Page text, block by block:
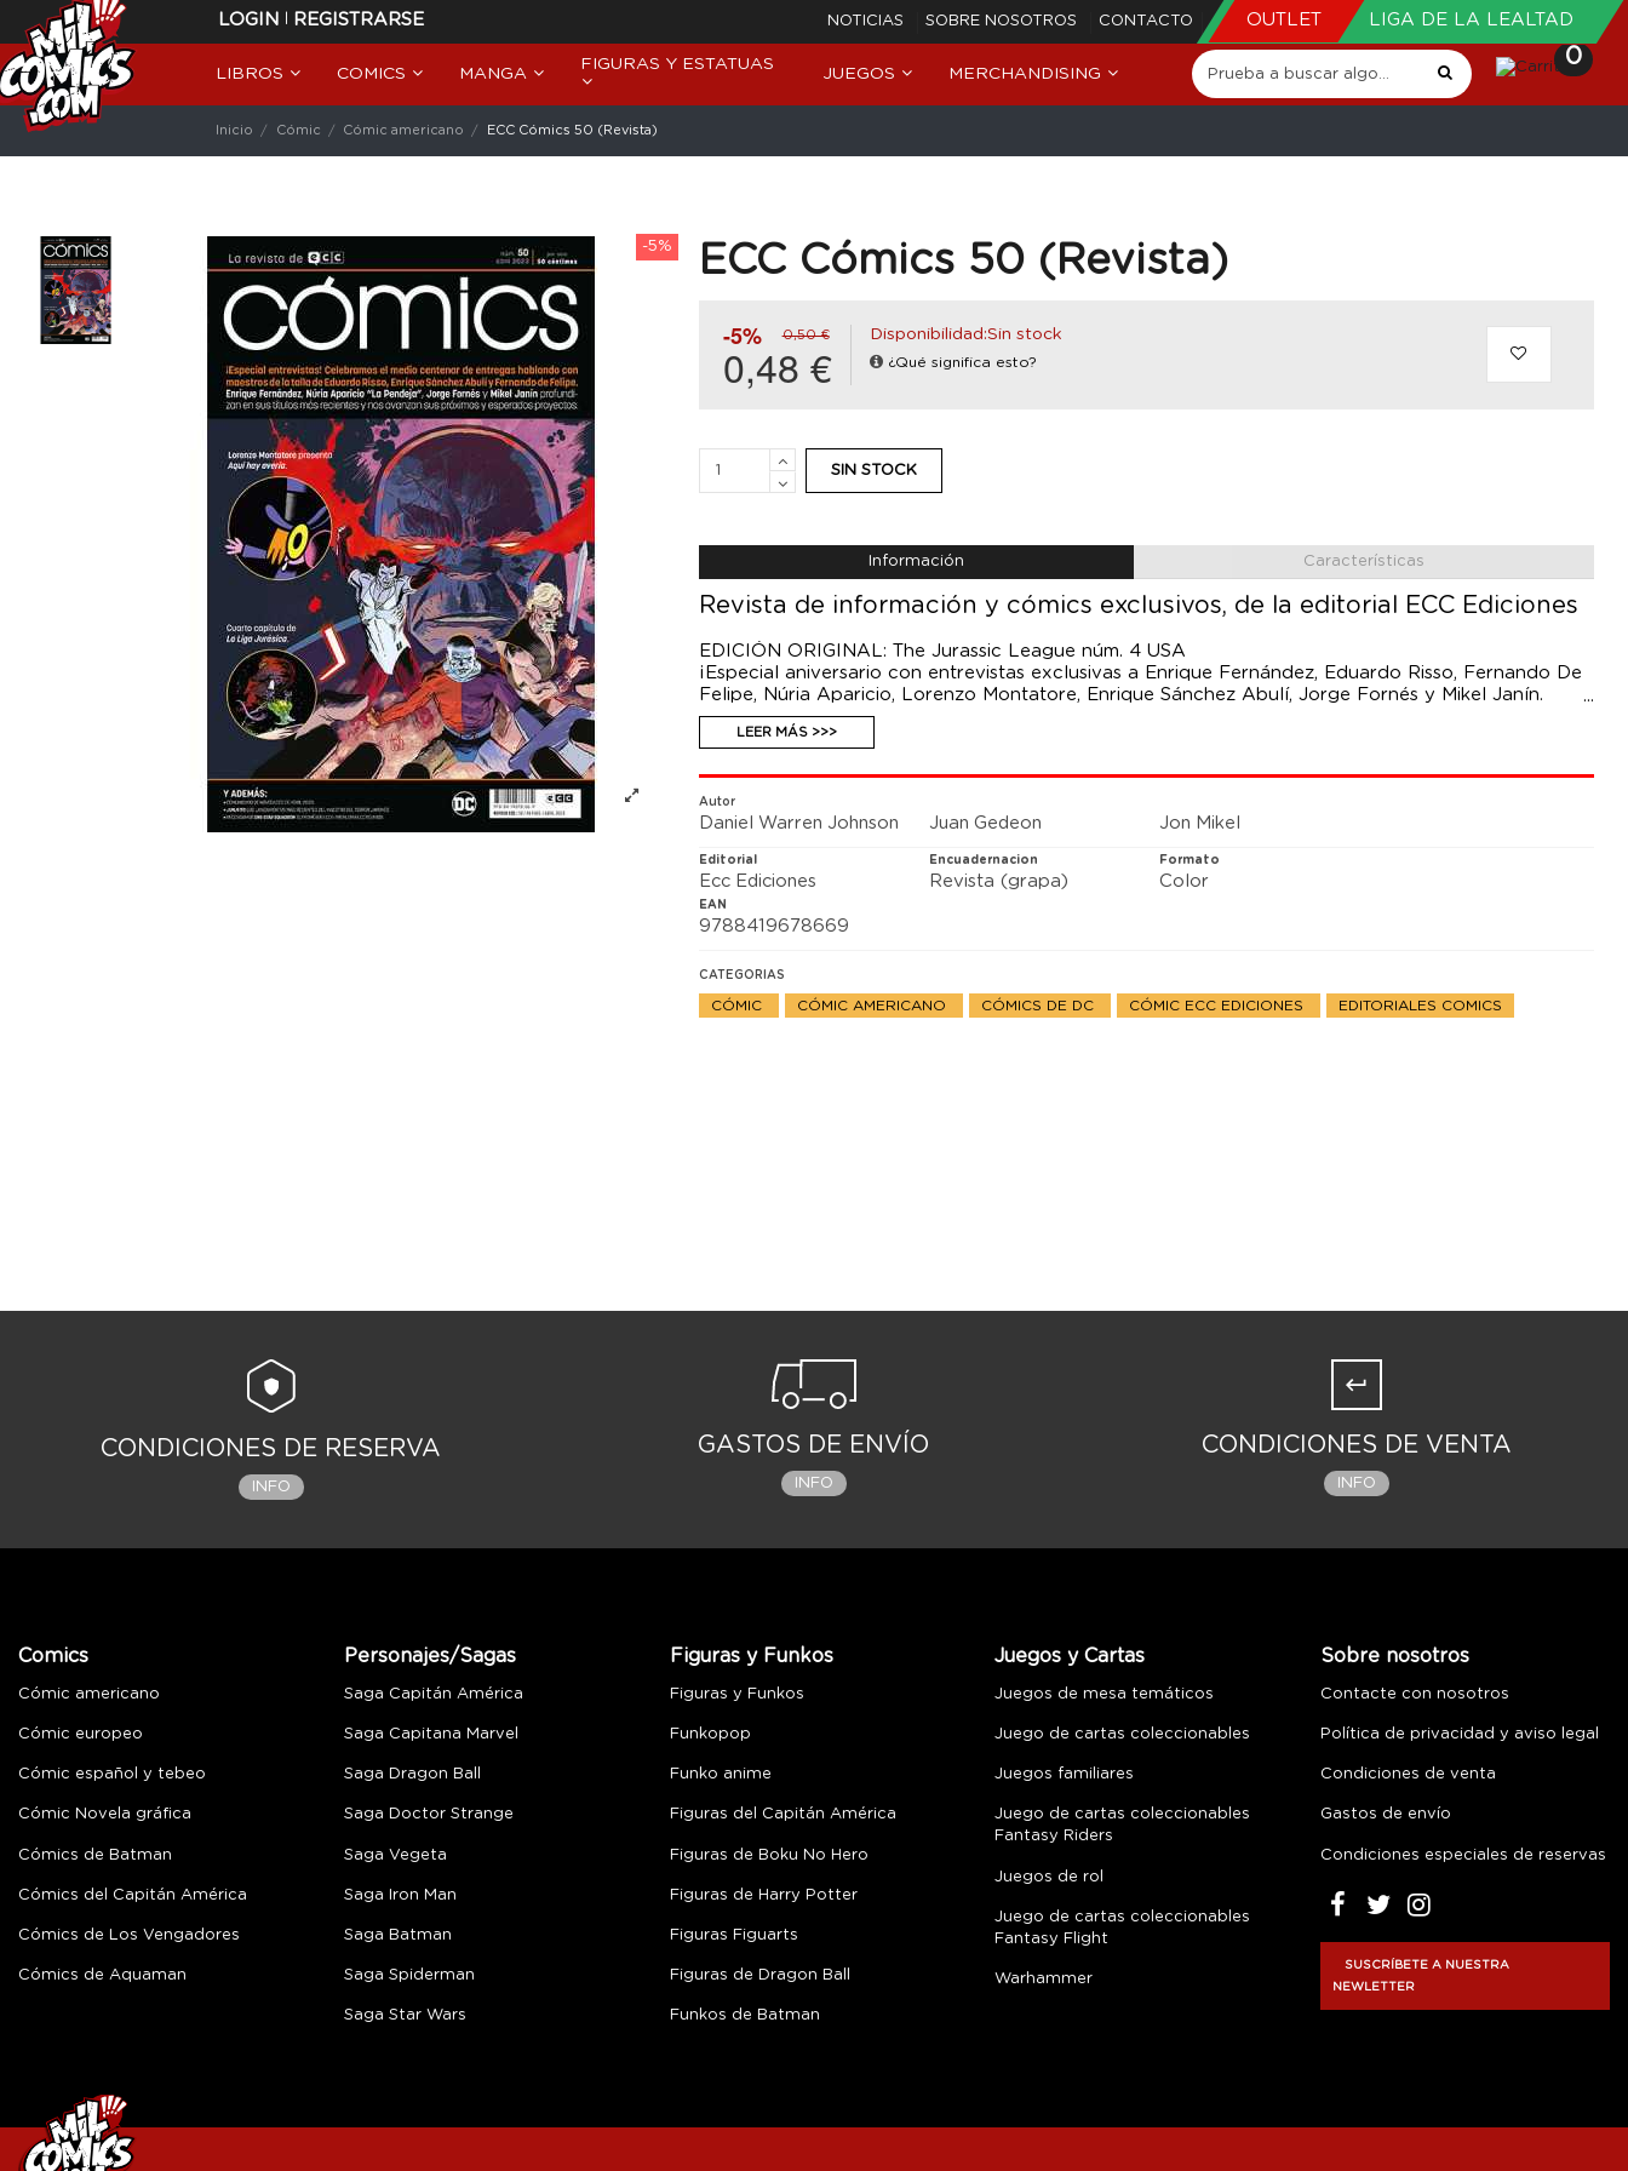
LOGIN | REGISTRARSE NOTICIAS SOBRE NOSOTROS CONTACTO OUTLET LIGA DE LA LEALTAD
LIBROS COMICS MANGA
FIGURAS Y ESTATUAS
JUEGOS MERCHANDISING
0
Inicio Cómic Cómic americano ECC Cómics 50 (Revista)
-5% ECC Cómics 50 (Revista)
-5% 0,50 €
0,48 €
Disponibilidad:Sin stock
¿Qué significa esto?
SIN STOCK
Información Características
Revista de información y cómics exclusivos, de la editorial ECC Ediciones
EDICIÓN ORIGINAL: The Jurassic League núm. 4 USA
¡Especial aniversario con entrevistas exclusivas a Enrique Fernández, Eduardo Risso, Fernando De
Felipe, Núria Aparicio, Lorenzo Montatore, Enrique Sánchez Abulí, Jorge Fornés y Mikel Janín.
LEER MÁS >>>
Autor
Daniel Warren Johnson Juan Gedeon Jon Mikel
Editorial
Ecc Ediciones
Encuadernacion
Revista (grapa)
Formato
Color
EAN
9788419678669
CATEGORIAS
CÓMIC CÓMIC AMERICANO CÓMICS DE DC CÓMIC ECC EDICIONES EDITORIALES COMICS
CONDICIONES DE RESERVA
INFO
GASTOS DE ENVÍO
INFO
CONDICIONES DE VENTA
INFO
Comics
Cómic americano
Cómic europeo
Cómic español y tebeo
Cómic Novela gráfica
Cómics de Batman
Cómics del Capitán América
Cómics de Los Vengadores
Cómics de Aquaman
Personajes/Sagas
Saga Capitán América
Saga Capitana Marvel
Saga Dragon Ball
Saga Doctor Strange
Saga Vegeta
Saga Iron Man
Saga Batman
Saga Spiderman
Saga Star Wars
Figuras y Funkos
Figuras y Funkos
Funkopop
Funko anime
Figuras del Capitán América
Figuras de Boku No Hero
Figuras de Harry Potter
Figuras Figuarts
Figuras de Dragon Ball
Funkos de Batman
Juegos y Cartas
Juegos de mesa temáticos
Juego de cartas coleccionables
Juegos familiares
Juego de cartas coleccionables
Fantasy Riders
Juegos de rol
Juego de cartas coleccionables
Fantasy Flight
Warhammer
Sobre nosotros
Contacte con nosotros
Política de privacidad y aviso legal
Condiciones de venta
Gastos de envío
Condiciones especiales de reservas
SUSCRÍBETE A NUESTRA
NEWLETTER